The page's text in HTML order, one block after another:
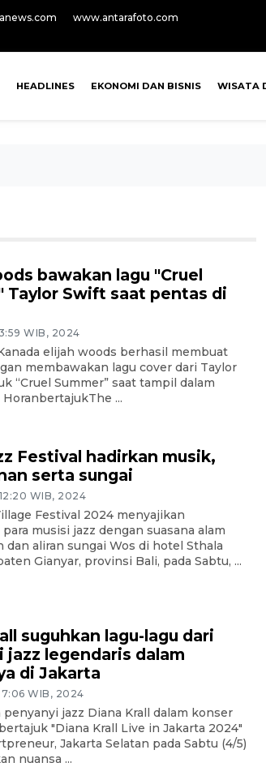
www.antarafoto.com
HEADLINES EKONOMI DAN BISNIS WISATA
bawakan lagu "Cruel
Taylor Swift saat pentas di
WIB, 2024
elijah woods berhasil membuat
membawakan lagu cover dari Taylor
“Cruel Summer” saat tampil dalam
...
Festival hadirkan musik,
serta sungai
WIB, 2024
Festival 2024 menyajikan
musisi jazz dengan suasana alam
dan aliran sungai Wos di hotel Sthala
Gianyar, provinsi Bali, pada Sabtu, ...
suguhkan lagu-lagu dari
jazz legendaris dalam
di Jakarta
WIB, 2024
jazz Diana Krall dalam konser
"Diana Krall Live in Jakarta 2024"
Jakarta Selatan pada Sabtu (4/5)
nuansa ...